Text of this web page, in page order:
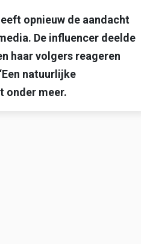
opnieuw de aandacht
De influencer deelde
haar volgers reageren
natuurlijke
onder meer.